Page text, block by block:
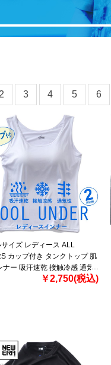
2 3 4 5 6
イズ レディース ALL
カップ付き タンクトップ 肌
ナー 吸汗速乾 接触冷感 通気
新作 387-259001aw￥2,750(税込)